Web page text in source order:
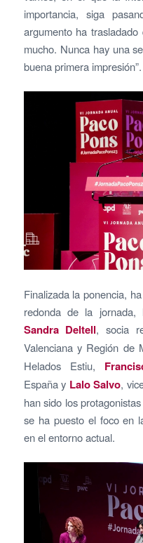
importancia, siga
argumento ha
mucho. Nunca hay una
buena primera impresión”.
Finalizada la ponencia,
redonda de la
Sandra Deltell, socia
Valenciana y Región de
Helados Estiu,
España y Lalo Salvo,
han sido los
se ha puesto el foco en
en el entorno actual.